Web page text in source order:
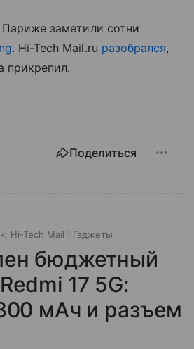
Париже заметили сотни
. Hi-Tech Mail.ru разобрался,
прикрепил.
Поделиться
Hi-Tech Mail Гаджеты
бюджетный
17 5G:
мАч и разъем